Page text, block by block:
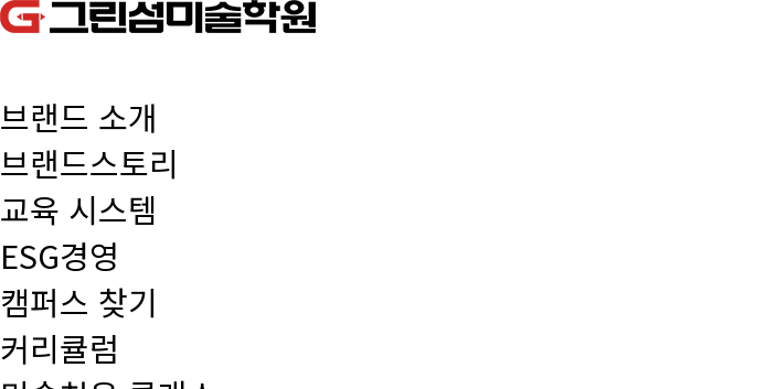
브랜드 소개
브랜드스토리
교육 시스템
ESG경영
캠퍼스 찾기
커리큘럼